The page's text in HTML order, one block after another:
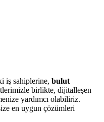
iş sahiplerine, bulut
birlikte, dijitalleşen
yardımcı olabiliriz.
en uygun çözümleri